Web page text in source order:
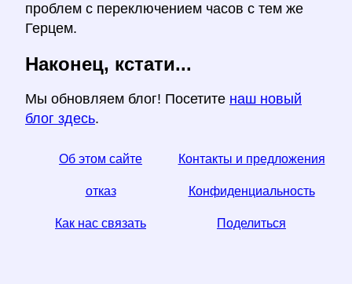
проблем с переключением часов с тем же
Герцем.
Наконец, кстати...
Мы обновляем блог! Посетите наш новый
блог здесь.
Об этом сайте Контакты и предложения
отказ Конфиденциальность
Как нас связать Поделиться